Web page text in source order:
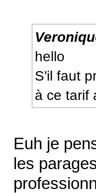
hello
S'il faut
à ce tarif
Euh je
les